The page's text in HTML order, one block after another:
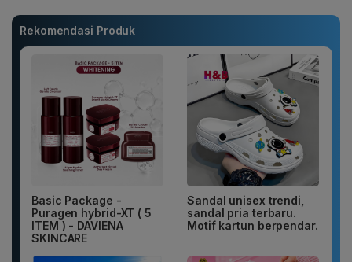
Rekomendasi Produk
Basic Package -
Puragen hybrid-XT ( 5
ITEM ) - DAVIENA
SKINCARE
Sandal unisex trendi,
sandal pria terbaru.
Motif kartun berpendar.